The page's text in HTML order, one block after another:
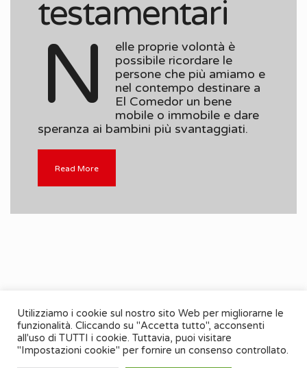
testamentari
N
elle proprie volontà è
possibile ricordare le
persone che più amiamo e
nel contempo destinare a
El Comedor un bene
mobile o immobile e dare
speranza ai bambini più svantaggiati.
Read More
Utilizziamo i cookie sul nostro sito Web per migliorarne le
funzionalità. Cliccando su "Accetta tutto", acconsenti
all'uso di TUTTI i cookie. Tuttavia, puoi visitare
"Impostazioni cookie" per fornire un consenso controllato.